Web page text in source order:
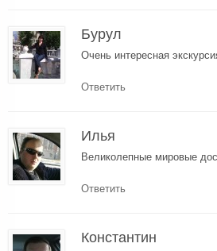
Бурул
Очень интересная
Ответить
Илья
Великолепные мировые
Ответить
Константин